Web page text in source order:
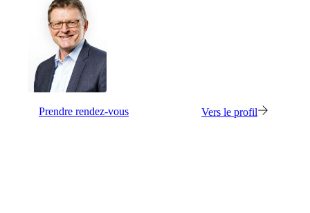
Prendre rendez-vous Vers le profil